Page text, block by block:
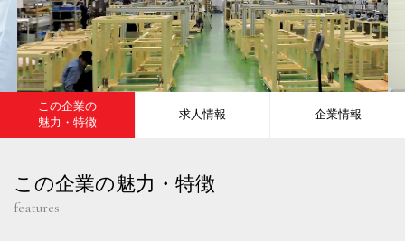
この企業の
魅力・特徴
求人情報 企業情報
この企業の魅力・特徴
features